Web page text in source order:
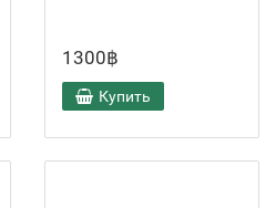
1300฿
Купить